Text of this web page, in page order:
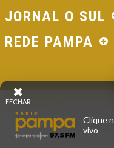
JORNAL O SUL
REDE PAMPA
© 2026 - Direitos
Pampa de
FECHAR
Clique
vivo